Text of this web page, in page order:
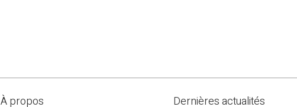
À propos Dernières actualités